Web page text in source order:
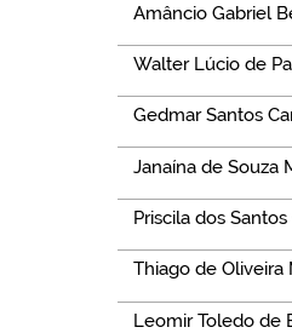
Amâncio Gabriel
Walter Lúcio de
Gedmar Santos
Janaína de Souza
Priscila dos
Thiago de Oliveira
Leomir Toledo de